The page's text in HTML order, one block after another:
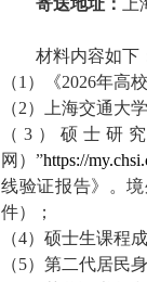
寄送地址：
材料内容如下
（1 ）《2026年高
（2）上海交通大
（ 3）硕士研
网）”https://
线验证报告》。
件）；
（4）硕士生课程
（5）第二代居民